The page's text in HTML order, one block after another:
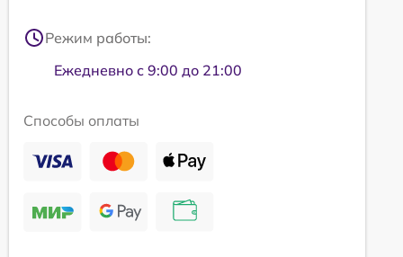
Режим работы:
Ежедневно с 9:00 до 21:00
Способы оплаты